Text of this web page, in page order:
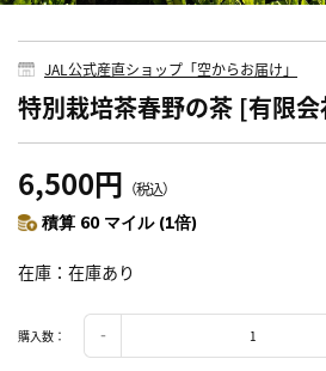
JAL公式産直ショップ「空からお届け」
特別栽培茶春野の茶 [有限
6,500円 （税込）
積算 60 マイル (1倍)
在庫 在庫あり
購入数：